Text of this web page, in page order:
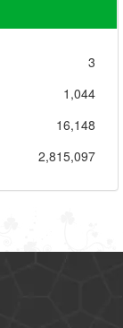
3
1,044
16,148
2,815,097